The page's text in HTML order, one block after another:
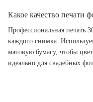
Какое качество печати
Профессиональная печать
каждого снимка.
матовую бумагу, чтобы
идеально для свадебных